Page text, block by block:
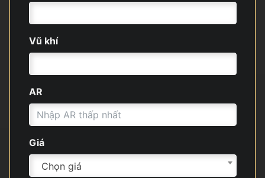
Vũ khí
AR
Giá
Chọn giá